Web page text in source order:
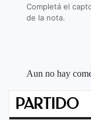
Completá el
de la nota.
Aun no hay
PARTIDO